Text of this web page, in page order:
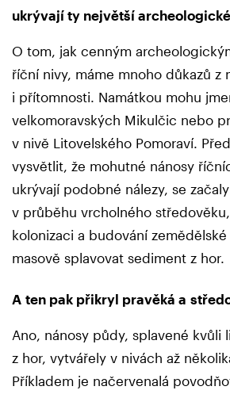
ukrývají ty největší
O tom, jak cenným
říční nivy, máme mnoho důkazů z
i přítomnosti. Namátkou mohu
velkomoravských Mikulčic nebo
v nivě Litovelského Pomoraví.
vysvětlit, že mohutné nánosy
ukrývají podobné nálezy, se
v průběhu vrcholného
kolonizaci a budování zemědělské
masově splavovat sediment z hor.
A ten pak přikryl pravěká a
Ano, nánosy půdy, splavené kvůli
z hor, vytvářely v nivách až
Příkladem je načervenalá